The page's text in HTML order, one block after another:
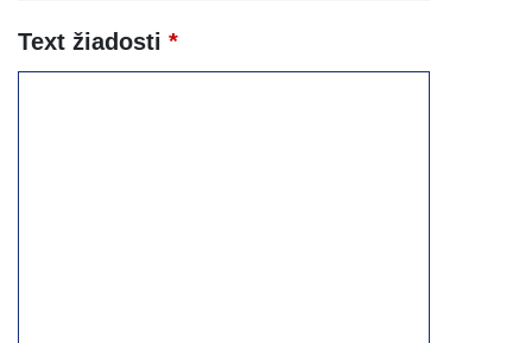
Text žiadosti *